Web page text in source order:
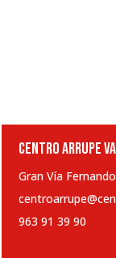
CENTRO ARRUPE
Gran Vía
963 91 39 90